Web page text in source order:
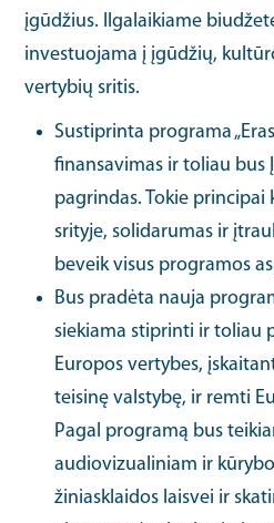
įgūdžius. Ilgalaikiame
investuojama į įgūdžių,
vertybių sritis.
Sustiprinta programa
finansavimas ir toliau bus
pagrindas. Tokie
srityje, solidarumas ir
beveik visus programos
Bus pradėta nauja
siekiama stiprinti ir toliau
Europos vertybes,
teisinę valstybę, ir remti
Pagal programą bus
audiovizualiniam ir
žiniasklaidos laisvei ir